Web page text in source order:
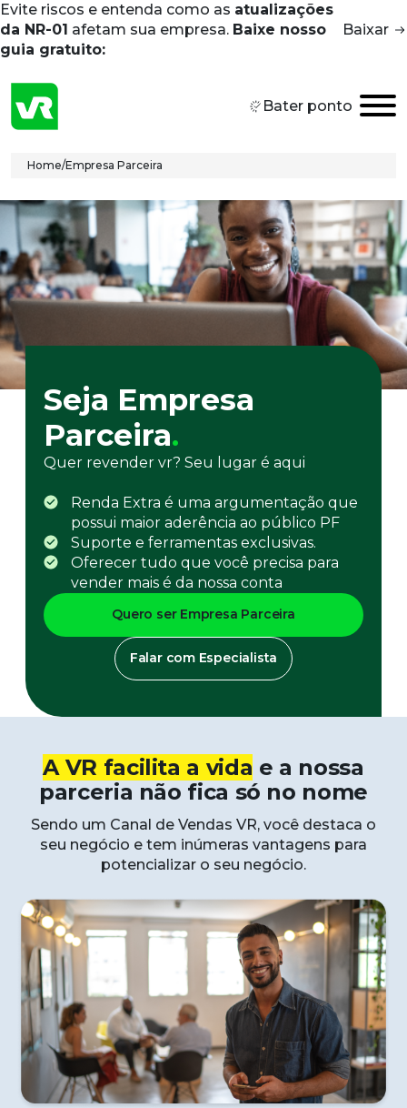
Skip to main content
Evite riscos e entenda como as atualizações
da NR-01 afetam sua empresa. Baixe nosso
guia gratuito:
Baixar
Bater ponto
Breadcrumb
Home/Empresa Parceira
Seja Empresa
Parceira.
Quer revender vr? Seu lugar é aqui​
Renda Extra é uma argumentação que
possui maior aderência ao público PF
Suporte e ferramentas exclusivas.
Oferecer tudo que você precisa para
vender mais é da nossa conta
Quero ser Empresa Parceira
Falar com Especialista
A VR facilita a vida e a nossa
parceria não fica só no nome
Sendo um Canal de Vendas VR, você destaca o
seu negócio e tem inúmeras vantagens para
potencializar o seu negócio.